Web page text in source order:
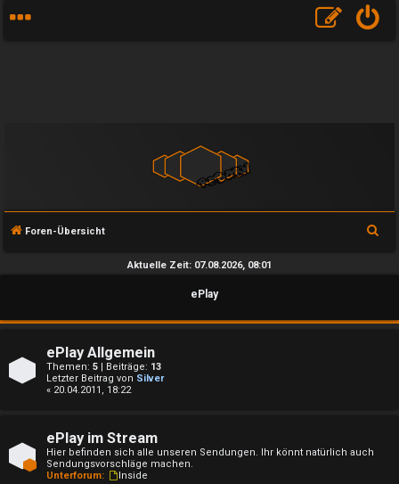
U
Foren-Übersicht
c
Aktuelle Zeit: 07.08.2026, 08:01
ePlay
ePlay Allgemein
Themen: 5 | Beiträge: 13
Letzter Beitrag von Silver
« 20.04.2011, 18:22
ePlay im Stream
Hier befinden sich alle unseren Sendungen. Ihr könnt natürlich auch
Sendungsvorschläge machen.
Unterforum:
Inside